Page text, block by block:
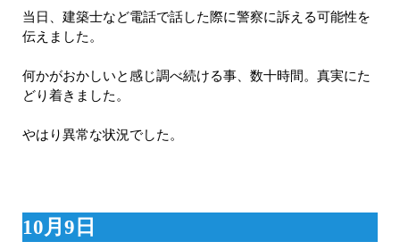
当日、建築士など電話で話した際に警察に訴える可能性を
伝えました。
何かがおかしいと感じ調べ続ける事、数十時間。真実にた
どり着きました。
やはり異常な状況でした。
10月9日